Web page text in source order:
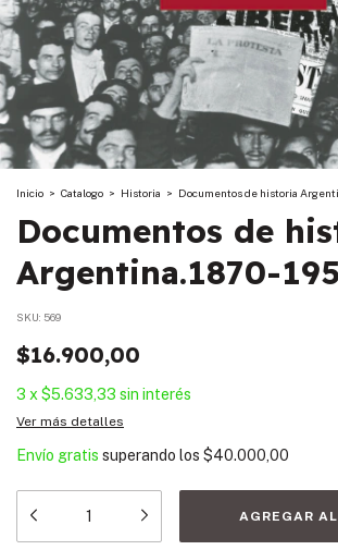
Inicio > Catalogo > Historia > Documentos de historia
Documentos de
Argentina.1870-
SKU: 569
$16.900,00
3 x$5.633,33 sin interés
Ver más detalles
Envío gratis superando los $40.000,00